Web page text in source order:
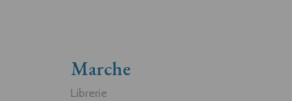
Marche
Librerie